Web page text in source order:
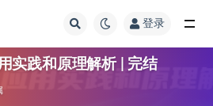
登录
实践和原理解析 | 完结